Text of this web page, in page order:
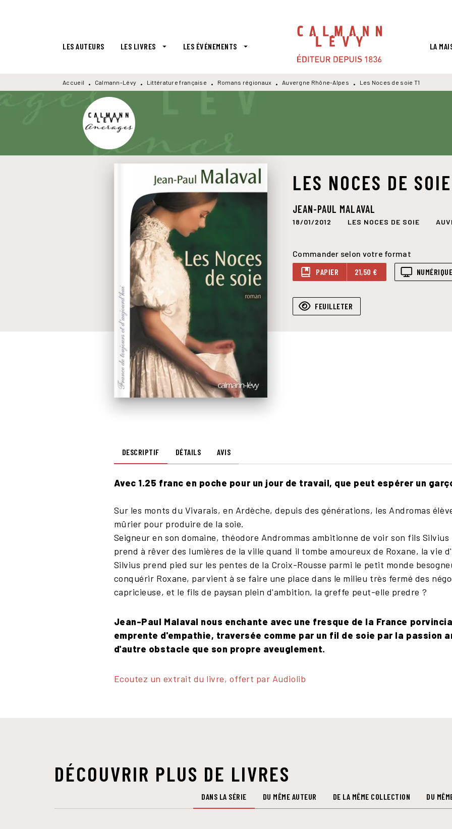
LES AUTEURS LES LIVRES arrow_drop_down LES ÉVÉNEMENTS arrow_drop_down LA
Accueil • Calmann-Lévy • Littérature française • Romans régionaux • Auvergne Rhône-Alpes • Les Noces de soie T1
LES NOCES DE
JEAN-PAUL MALAVAL
18/01/2012 LES NOCES DE SOIE
Commander selon votre format
PAPIER
21,50 € NUMÉRIQUE
FEUILLETER
DESCRIPTIF DÉTAILS AVIS
Avec 1.25 franc en poche pour un jour de travail, que peut espérer un
Sur les monts du Vivarais, en Ardèche, depuis des générations, les Andromas
mûrier pour produire de la soie.
Seigneur en son domaine, théodore Andrommas ambitionne de voir son fils
prend à rêver des lumières de la ville quand il tombe amoureux de Roxane, la vie
Silvius prend pied sur les pentes de la Croix-Rousse parmi le petit monde
conquérir Roxane, parvient à se faire une place dans le milieu très fermé des
capricieuse, et le fils de paysan plein d'ambition, la greffe peut-elle predre ?
Jean-Paul Malaval nous enchante avec une fresque de la France
emprente d'empathie, traversée comme par un fil de soie par la passion
d'autre obstacle que son propre aveuglement.
Ecoutez un extrait du livre, offert par Audiolib
DÉCOUVRIR PLUS DE LIVRES
DANS LA SÉRIE DU MÊME AUTEUR DE LA MÊME COLLECTION DU